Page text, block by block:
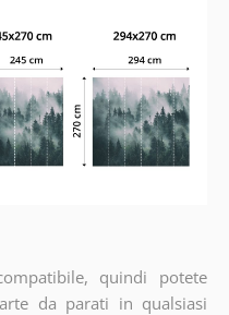
quindi potete
da parati in qualsiasi